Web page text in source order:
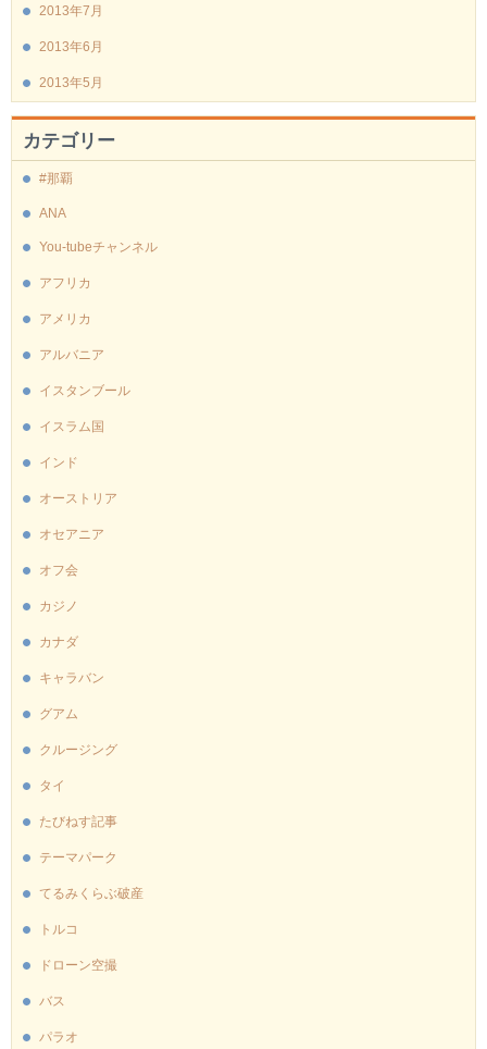
2013年7月
2013年6月
2013年5月
カテゴリー
#那覇
ANA
You-tubeチャンネル
アフリカ
アメリカ
アルバニア
イスタンブール
イスラム国
インド
オーストリア
オセアニア
オフ会
カジノ
カナダ
キャラバン
グアム
クルージング
タイ
たびねす記事
テーマパーク
てるみくらぶ破産
トルコ
ドローン空撮
バス
パラオ